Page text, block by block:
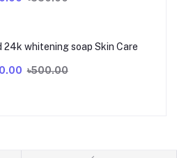
24k whitening soap Skin Care
৳500.00